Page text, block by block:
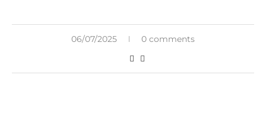
06/07/2025 0 comments